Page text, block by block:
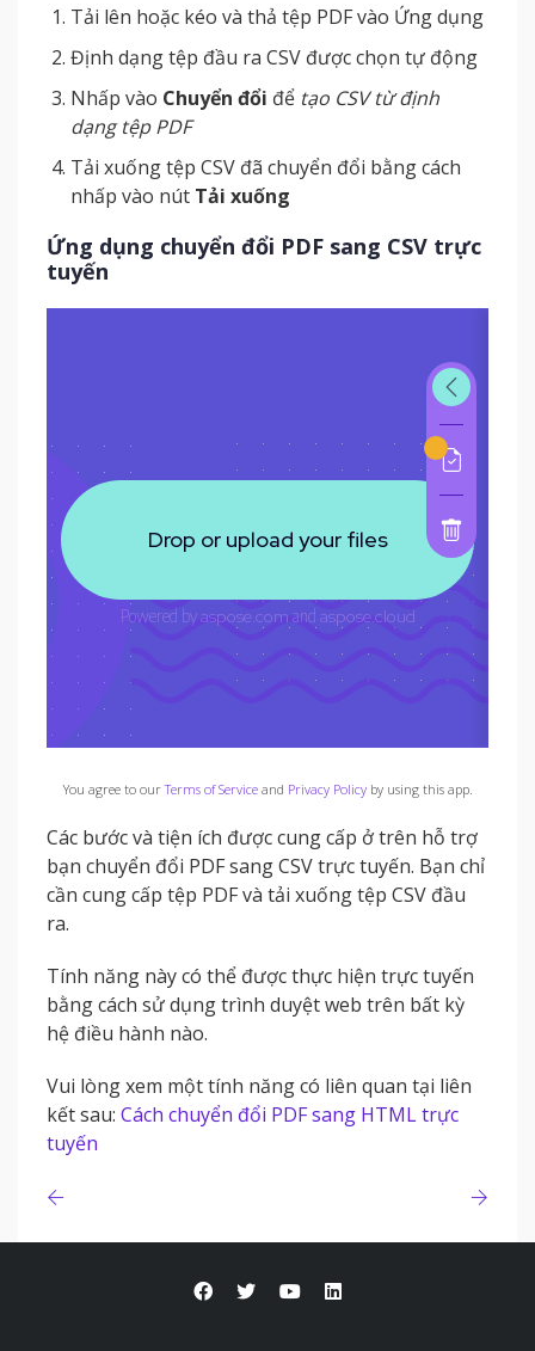
Tải lên hoặc kéo và thả tệp PDF vào Ứng dụng
Định dạng tệp đầu ra CSV được chọn tự động
Nhấp vào Chuyển đổi để tạo CSV từ định
dạng tệp PDF
Tải xuống tệp CSV đã chuyển đổi bằng cách
nhấp vào nút Tải xuống
Ứng dụng chuyển đổi PDF sang CSV trực
tuyến
You agree to ourTerms of Serviceand Privacy Policyby using this app.
Các bước và tiện ích được cung cấp ở trên hỗ trợ
bạn chuyển đổi PDF sang CSV trực tuyến. Bạn chỉ
cần cung cấp tệp PDF và tải xuống tệp CSV đầu
ra.
Tính năng này có thể được thực hiện trực tuyến
bằng cách sử dụng trình duyệt web trên bất kỳ
hệ điều hành nào.
Vui lòng xem một tính năng có liên quan tại liên
kết sau: Cách chuyển đổi PDF sang HTML trực
tuyến